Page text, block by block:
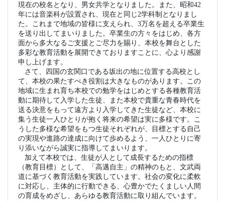
現在の校名となり、男女共学となりました。また、昭和42
年には音楽科が設置され、現在と同じ2学科制となりまし
た。これまで地域の皆様に支えられ、3万名を超える卒業生
を送り出してまいりました。卒業生の方々をはじめ、各方
面から多大なるご支援とご尽力を賜り、本校を舞台とした
多彩な教育活動を展開できておりますことに、心より感謝
申し上げます。
さて、四国の玄関口である坂出の地に位置する高校とし
て、本校の果たすべき役割は大きなものがあります。この
地域に生まれ育ち本校での勉学をはじめとする各種教育活
動に期待して入学した生徒、また本校で貴重な青春時代を
送る決意をもって遠方より入学してきた生徒など、本校に
集う生徒一人ひとりが抱く将来の希望は実に多様です。こ
うした多様な希望をもつ生徒それぞれが、目標とする自己
の実現や進路の達成に向けて歩めるよう、一人ひとりに寄
り添いながら誠実に指導してまいります。
加えて本校では、生徒が人として成長するための指標
（教育目標）として、「高邁自主」の精神のもと、文武両
道に基づく教育活動を実践しています。社会の変化に柔軟
に対応し、主体的に行動できる、心豊かでたくましい人間
の育成をめざし、あらゆる教育活動に取り組んでいます。